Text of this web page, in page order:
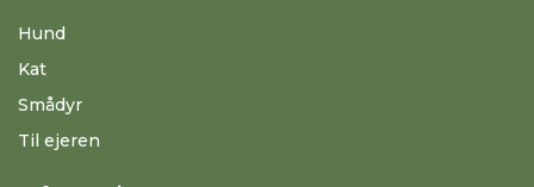
Hund
Kat
Smådyr
Til ejeren